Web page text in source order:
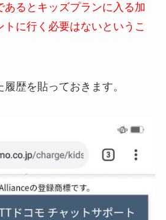
あるとキッズプランに入る加
トに行く必要はないというこ
歴を貼っておきます。